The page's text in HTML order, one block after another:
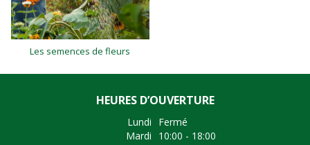
Les semences de fleurs
HEURES D’OUVERTURE
Lundi
Fermé
Mardi
10:00 - 18:00